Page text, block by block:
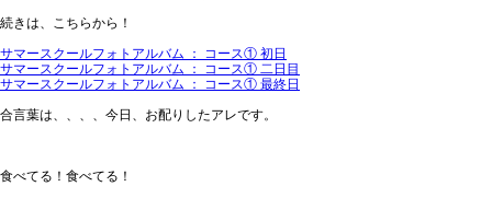
続きは、こちらから！
サマースクールフォトアルバム ： コース① 初日
サマースクールフォトアルバム ： コース① 二日目
サマースクールフォトアルバム ： コース① 最終日
合言葉は、、、、今日、お配りしたアレです。
食べてる！食べてる！